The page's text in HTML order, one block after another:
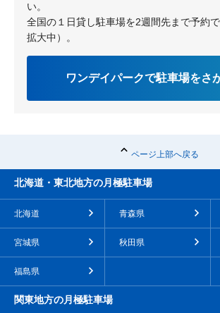
い。
全国の１日貸し駐車場を2週間先まで予約
拡大中）。
ワンデイパークで駐車場をさ
ページ上部へ戻る
北海道・東北地方の月極駐車場
北海道 青森県
宮城県 秋田県
福島県
関東地方の月極駐車場